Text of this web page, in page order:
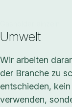
Umwelt
Wir arbeiten
der Branche zu
entschieden,
verwenden,